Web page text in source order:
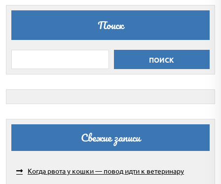
Поиск
ПОИСК
Свежие записи
Когда рвота у кошки — повод идти к ветеринару